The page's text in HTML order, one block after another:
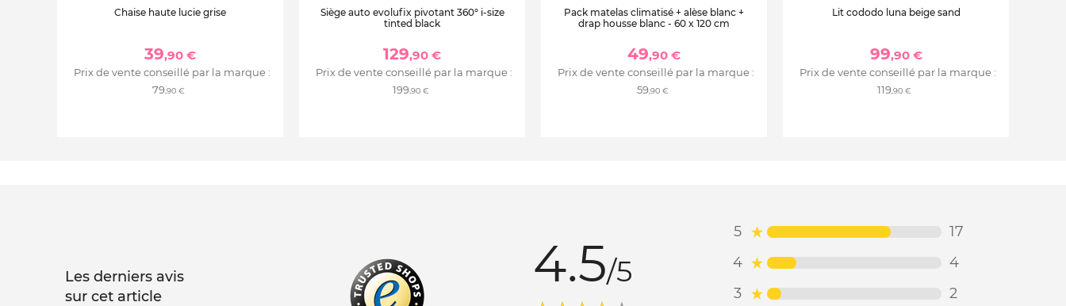
Chaise haute lucie grise
39,90 €
Prix de vente conseillé par la marque :
79,90 €
Siège auto evolufix pivotant 360° i-size
tinted black
129,90 €
Prix de vente conseillé par la marque :
199,90 €
Pack matelas climatisé + alèse blanc +
drap housse blanc - 60 x 120 cm
49,90 €
Prix de vente conseillé par la marque :
59,90 €
Lit cododo luna beige sand
99,90 €
Prix de vente conseillé par la marque :
119,90 €
Les derniers avis
sur cet article
4.5/5
5
17
4
4
3
2